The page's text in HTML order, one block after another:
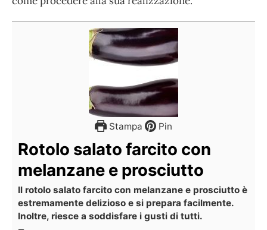
Stampa Pin
Rotolo salato farcito con
melanzane e prosciutto
Il rotolo salato farcito con melanzane e prosciutto è
estremamente delizioso e si prepara facilmente.
Inoltre, riesce a soddisfare i gusti di tutti.